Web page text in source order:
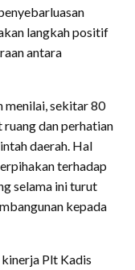
langkah positif
antara
menilai, sekitar 80
dan perhatian
daerah. Hal
terhadap
selama ini turut
kepada
Plt Kadis